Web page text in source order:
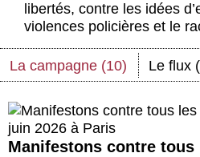
Actus et médias
Boutique
libertés, contre les idées
violences policières et le
La campagne (10) Le flux
Manifestons contre tous